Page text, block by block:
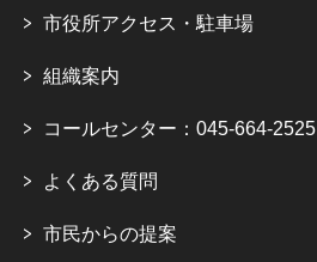
市役所アクセス・駐車場
組織案内
コールセンター：045-664-2525
よくある質問
市民からの提案